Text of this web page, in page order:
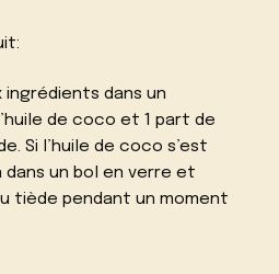
ingrédients dans un
de coco et 1 part de
Si l’huile de coco s’est
un bol en verre et
tiède pendant un moment